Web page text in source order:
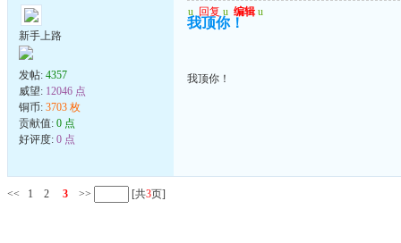
新手上路
发帖: 4357
威望: 12046 点
铜币: 3703 枚
贡献值: 0 点
好评度: 0 点
u 回复 u 编辑 u
我顶你！
我顶你！
<< 1 2 3 >> [共3页]